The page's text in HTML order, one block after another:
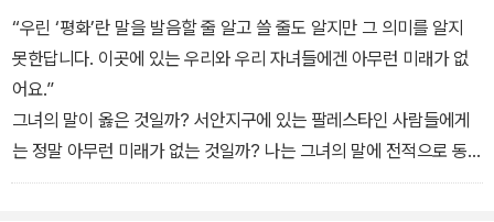
“우린 ‘평화’란 말을 발음할 줄 알고 쓸 줄도 알지만 그 의미를 알지
못한답니다. 이곳에 있는 우리와 우리 자녀들에겐 아무런 미래가 없
어요.”
그녀의 말이 옳은 것일까? 서안지구에 있는 팔레스타인 사람들에게
는 정말 아무런 미래가 없는 것일까? 나는 그녀의 말에 전적으로 동
의할 수는 없다. 여행하면서 나와 요한은 몇몇 희망의 조짐을 보고 들